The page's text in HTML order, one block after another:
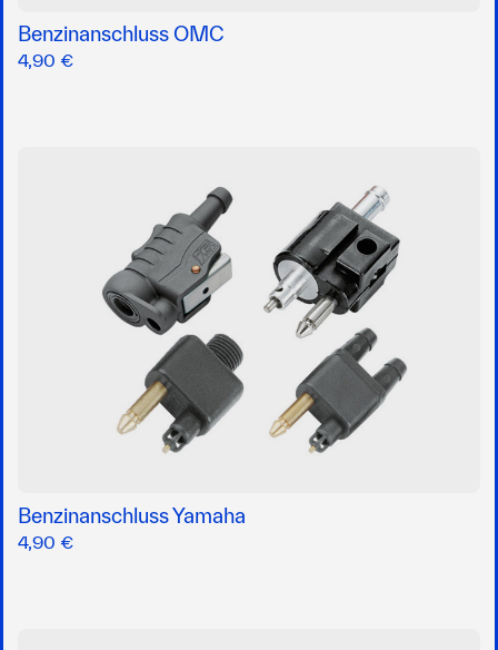
Benzinanschluss OMC
4,90 €
Benzinanschluss Yamaha
4,90 €